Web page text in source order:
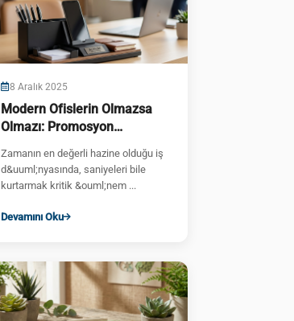
8 Aralık 2025
Modern Ofislerin Olmazsa
Olmazı: Promosyon
Zamanın en değerli hazine olduğu iş
d&uuml;nyasında, saniyeleri bile
kurtarmak kritik &ouml;nem ...
Devamını Oku